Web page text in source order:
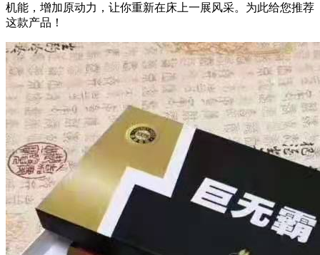
机能，增加原动力，让你重新在床上一展风采。为此给您推荐
这款产品！